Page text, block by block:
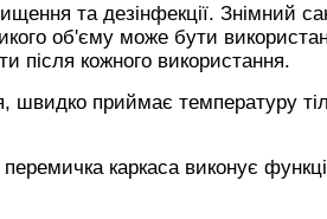
та дезінфекції. Знімний
об'єму може бути
після кожного використання.
швидко приймає температуру
каркаса виконує